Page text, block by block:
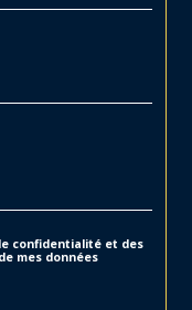
confidentialité et des
mes données